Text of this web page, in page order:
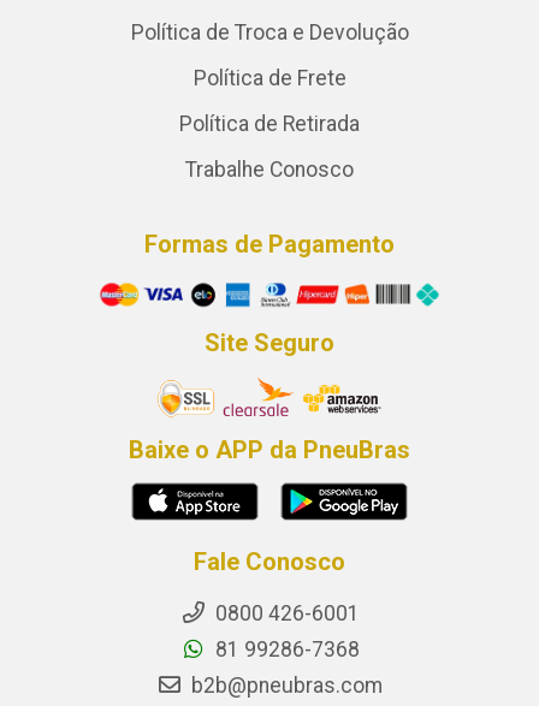
Política de Troca e Devolução
Política de Frete
Política de Retirada
Trabalhe Conosco
Formas de Pagamento
Site Seguro
Baixe o APP da PneuBras
Fale Conosco
0800 426-6001
81 99286-7368
b2b@pneubras.com